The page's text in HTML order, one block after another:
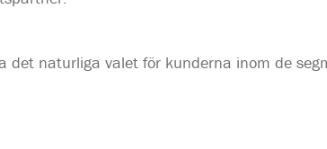
det naturliga valet för kunderna inom de